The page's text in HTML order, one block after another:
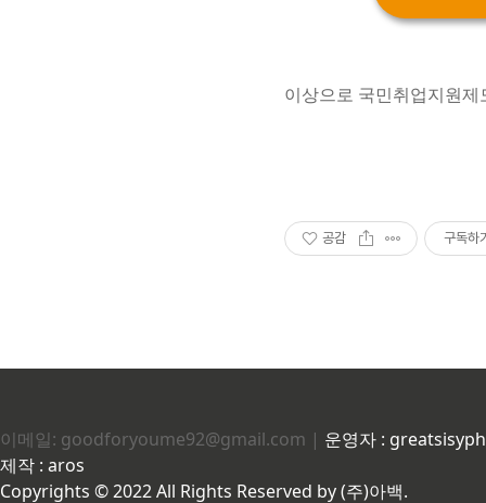
이상으로 국민취업지원
공감 구독하
이메일: goodforyoume92@gmail.com | 운영자 :
제작 : aros
Copyrights © 2022 All Rights Reserved by (주)아백.